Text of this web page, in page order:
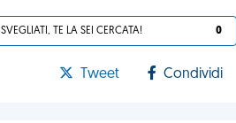
SVEGLIATI, TE LA SEI CERCATA! 0
Tweet Condividi